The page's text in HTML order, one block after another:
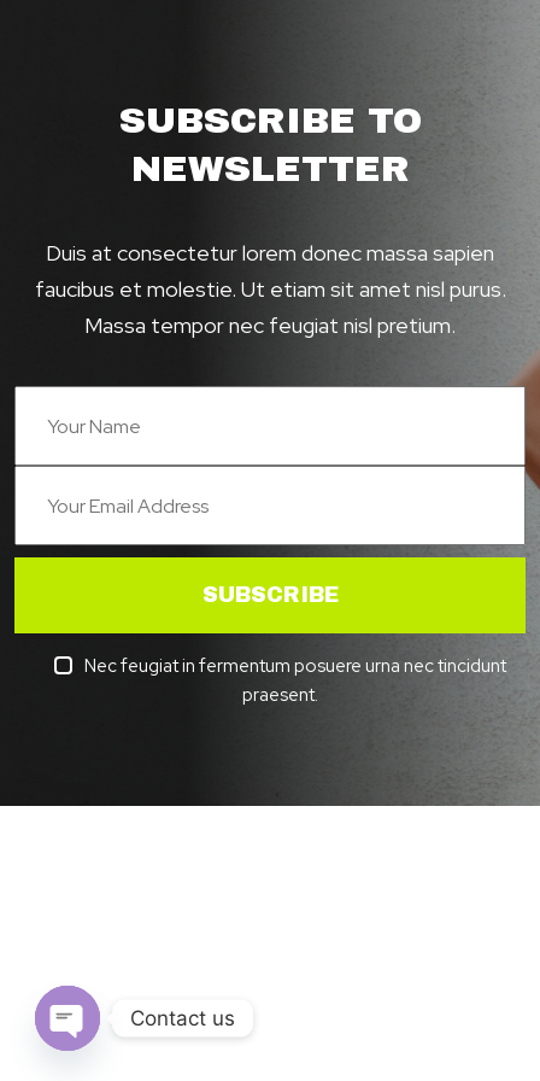
SUBSCRIBE TO
NEWSLETTER
Duis at consectetur lorem donec massa sapien
faucibus et molestie. Ut etiam sit amet nisl purus.
Massa tempor nec feugiat nisl pretium.
SUBSCRIBE
Nec feugiat in fermentum posuere urna nec tincidunt
praesent.
Contact us